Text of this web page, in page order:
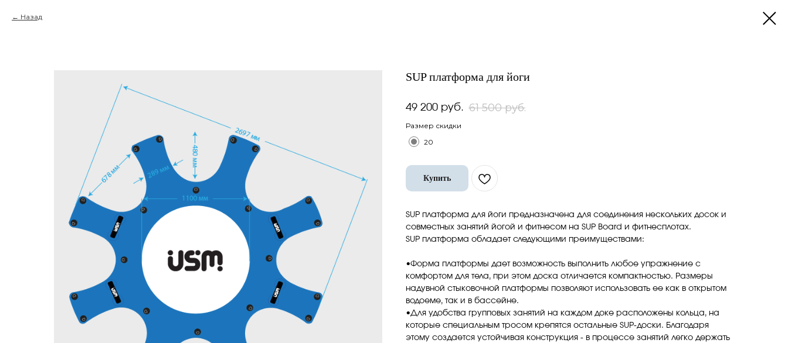
Назад
SUP платформа для йоги
49 200 руб. 61 500 руб.
Размер скидки
20
Купить
SUP платформа для йоги предназначена для соединения нескольких досок и
совместных занятий йогой и фитнесом на SUP Board и фитнесплотах.
SUP платформа обладает следующими преимуществами:
•Форма платформы дает возможность выполнить любое упражнение с
комфортом для тела, при этом доска отличается компактностью. Размеры
надувной стыковочной платформы позволяют использовать ее как в открытом
водоеме, так и в бассейне.
•Для удобства групповых занятий на каждом доке расположены кольца, на
которые специальным тросом крепятся остальные SUP-доски. Благодаря
этому создается устойчивая конструкция - в процессе занятий легко держать